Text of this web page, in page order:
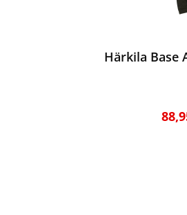
Härkila Base